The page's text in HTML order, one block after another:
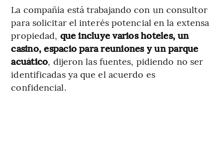
La compañía está trabajando con un consultor
para solicitar el interés potencial en la extensa
propiedad, que incluye varios hoteles, un
casino, espacio para reuniones y un parque
acuático, dijeron las fuentes, pidiendo no ser
identificadas ya que el acuerdo es
confidencial.